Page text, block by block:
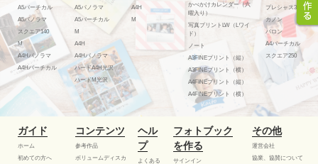
A5バーチカル
A5パノラマ
スクエア140
M
A4Hパノラマ
A4Hバーチカル
A5パノラマ
A5バーチカル
M
A4H
A4Hパノラマ
ハードA4H光沢
ハードM光沢
A4H
M
かべかけカレンダー（六
曜入り）
写真プリントLW（Lワイ
ド）
ノート
A3FINEプリント（縦）
A3FINEプリント（横）
A4FINEプリント（縦）
A4FINEプリント（横）
プレシャス300
カノン
バロン
A4バーチカル
スクエア250
ガイド
ホーム
初めての方へ
コンテンツ
参考作品
ボリュームディスカ
ヘル
プ
よくある
フォトブック
を作る
サインイン
その他
運営会社
協業、協賛について